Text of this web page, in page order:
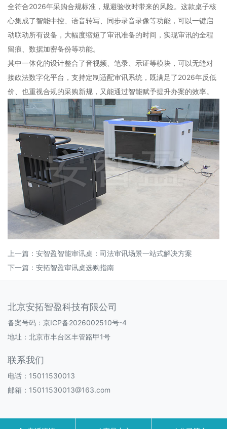
全符合2026年采购合规标准，规避验收时带来的风险。这款桌子核
心集成了智能中控、语音转写、同步录音录像等功能，可以一键启
动联动所有设备，大幅度缩短了审讯准备的时间，实现审讯的全程
留痕、数据加密备份等功能。
其中一体化的设计整合了音视频、笔录、示证等模块，可以无缝对
接政法数字化平台，支持定制适配审讯系统，既满足了2026年反低
价、也重视合规的采购新规，又能通过智能赋予提升办案的效率。
上一篇： 安智盈智能审讯桌：司法审讯场景一站式解决方案
下一篇： 安拓智盈审讯桌选购指南
北京安拓智盈科技有限公司
备案号码： 京ICP备2026002510号-4
地址：北京市丰台区丰管路甲1号
联系我们
电话：15011530013
邮箱：15011530013@163.com